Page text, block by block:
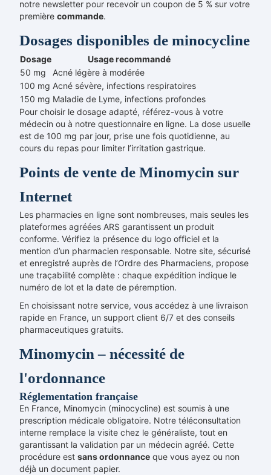
notre newsletter pour recevoir un coupon de 5 % sur votre
première commande.
Dosages disponibles de minocycline
Dosage
Usage recommandé
50 mg
Acné légère à modérée
100 mg Acné sévère, infections respiratoires
150 mg Maladie de Lyme, infections profondes
Pour choisir le dosage adapté, référez-vous à votre
médecin ou à notre questionnaire en ligne. La dose usuelle
est de 100 mg par jour, prise une fois quotidienne, au
cours du repas pour limiter l’irritation gastrique.
Points de vente de Minomycin sur
Internet
Les pharmacies en ligne sont nombreuses, mais seules les
plateformes agréées ARS garantissent un produit
conforme. Vérifiez la présence du logo officiel et la
mention d’un pharmacien responsable. Notre site, sécurisé
et enregistré auprès de l’Ordre des Pharmaciens, propose
une traçabilité complète : chaque expédition indique le
numéro de lot et la date de péremption.
En choisissant notre service, vous accédez à une livraison
rapide en France, un support client 6/7 et des conseils
pharmaceutiques gratuits.
Minomycin – nécessité de
l'ordonnance
Réglementation française
En France, Minomycin (minocycline) est soumis à une
prescription médicale obligatoire. Notre téléconsultation
interne remplace la visite chez le généraliste, tout en
garantissant la validation par un médecin agréé. Cette
procédure est sans ordonnance que vous ayez ou non
déjà un document papier.